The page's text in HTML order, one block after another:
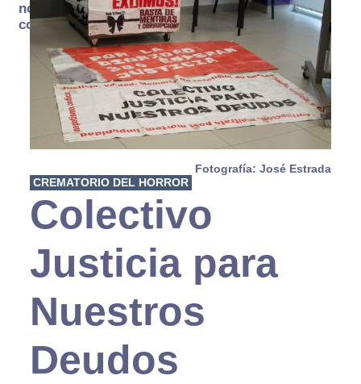
no se
consume
Fotografía: José Estrada
CREMATORIO DEL HORROR
Colectivo
Justicia para
Nuestros
Deudos